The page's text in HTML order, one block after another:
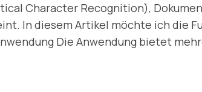
Character Recognition),
In diesem Artikel möchte ich die
Die Anwendung bietet